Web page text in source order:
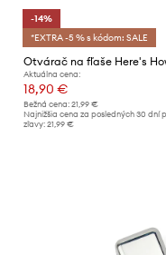
-14%
*EXTRA -5 % s kódom: SALE
Aktuálna cena:
18,90 €
Bežná cena: 21,99 €
Najnižšia cena za posledných 30 dní
zľavy: 21,99 €